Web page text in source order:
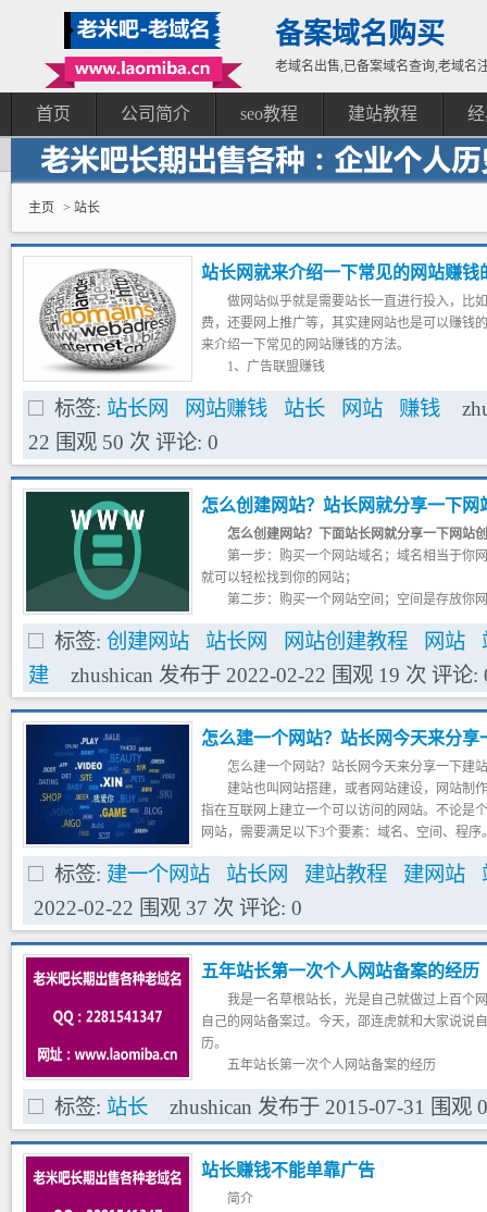
备案域名购买
老域名出售,已备案域名查询,老域名
首页 公司简介 seo教程 建站教程
主页 > 站长
站长网就来介绍一下常见的网站赚钱
做网站似乎就是需要站长一直进行投入，比
费，还要网上推广等，其实建网站也是可以赚钱
来介绍一下常见的网站赚钱的方法。
1、广告联盟赚钱
网站建好后，有了一定量的内容后，就可以
赚钱方法之一。在你的网站上放置广告联盟的代
比如百度广告联盟、google广告联盟、360广告
当网站有了一定的流量后，或者网站排名好
获得一笔收益。
标签: 站长网 网站赚钱 站长 网站 赚钱
22 围观 50 次 评论: 0
怎么创建网站？站长网就分享一下网
怎么创建网站？下面站长网就分享一下网站
第一步：购买一个网站域名；域名相当于你
就可以轻松找到你的网站；
第二步：购买一个网站空间；空间是存放你
当网站显示的内容就是你空间里的东西；
第三步：将域名解析到网站空间IP，并在空
域名的时候，就可以查看到你空间里面的内容了；
第四步：上传安装建站程序和数据库；建站
页变成一个动态的网站；
标签: 创建网站 站长网 网站创建教程 网站
建
zhushican 发布于 2022-02-22 围观 19 次 评论:
怎么建一个网站？站长网今天来分享
怎么建一个网站？站长网今天来分享一下建
建站也叫网站搭建，或者网站建设，网站制
指在互联网上建立一个可以访问的网站。不论是
网站，需要满足以下3个要素：域名、空间、程
创建出一个网站。建站其实并不难，站长网下面
标签: 建一个网站 站长网 建站教程 建网站
2022-02-22 围观 37 次 评论: 0
五年站长第一次个人网站备案的经历
我是一名草根站长，光是自己就做过上百个
自己的网站备案过。今天，邵连虎就和大家说说
历。
五年站长第一次个人网站备案的经历
我从2010年接触的网络，2011年初用三天时
个网站，随后为了练习建站又测试过各种类型的
个人网站不备案的原因
才几十块钱，而且是免备案的。而备案的空间比
标签: 站长 zhushican 发布于 2015-07-31 围观 0
站长赚钱不能单靠广告
简介